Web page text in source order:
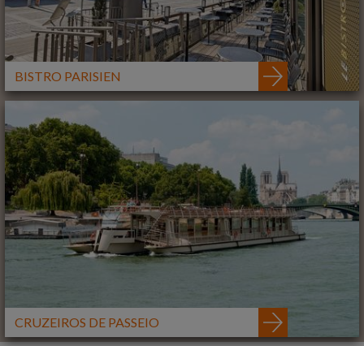
BISTRO PARISIEN
CRUZEIROS DE PASSEIO